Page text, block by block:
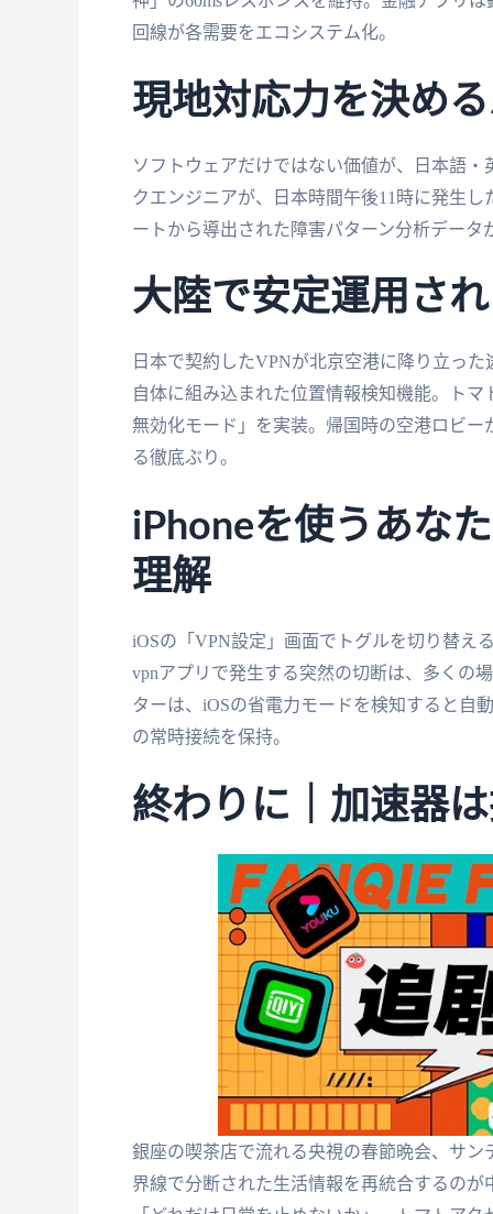
回線が各需要をエコシステム化。
現地対応力を決め
ソフトウェアだけではない価値が、日本語
クエンジニアが、日本時間午後11時に発生し
ートから導出された障害パターン分析デー
大陸で安定運用さ
日本で契約したVPNが北京空港に降り立っ
自体に組み込まれた位置情報検知機能。ト
無効化モード」を実装。帰国時の空港ロビ
る徹底ぶり。
iPhoneを使うあな
理解
iOSの「VPN設定」画面でトグルを切り替え
vpnアプリで発生する突然の切断は、多くの
ターは、iOSの省電力モードを検知すると自
の常時接続を保持。
終わりに｜加速器
銀座の喫茶店で流れる央視の春節晩会、サ
界線で分断された生活情報を再統合するの